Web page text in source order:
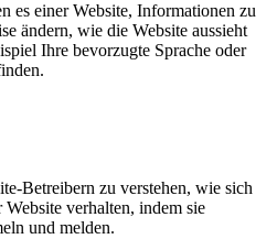
es einer Website, Informationen zu
ändern, wie die Website aussieht
Ihre bevorzugte Sprache oder
Betreibern zu verstehen, wie sich
verhalten, indem sie
und melden.